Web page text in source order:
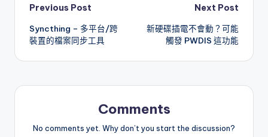
Post
navigation
Previous Post
Syncthing – 多平台/跨
裝置的檔案同步工具
Next Post
新硬碟插電不會動？可能
觸發 PWDIS 這功能
Comments
No comments yet. Why don’t you start the discussion?